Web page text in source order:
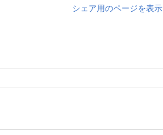
シェア用のページを表示